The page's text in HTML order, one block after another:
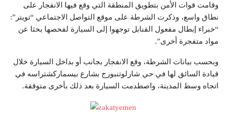
وقامت قوات الأمن بتطويق المنطقة التي وقع فيها الانفجار على
نطاق واسع، وذكرت الشرطة على موقع التواصل الاجتماعي “تويتر”:
“خبراء إبطال مفعول القنابل توجهوا إلى السيارة لفحصها بحثا عن
مواد متفجرة أخرى”.
وبحسب بيانات الشرطة، وقع الانفجار بجانب أو بداخل السيارة خلال
قيادة السائق لها في حي شارلوتنبورج بشارع بيسماركشتراسه في
اتجاه وسط المدينة، واصطدمت السيارة بعد ذلك بأخرى متوقفة.